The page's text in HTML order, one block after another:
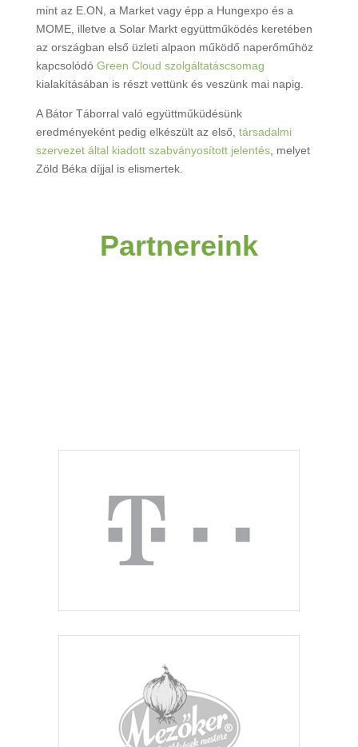
mint az E.ON, a Market vagy épp a Hungexpo és a
MOME, illetve a Solar Markt együttműködés keretében
az országban első üzleti alpaon működő naperőműhöz
kapcsolódó Green Cloud szolgáltatáscsomag
kialakításában is részt vettünk és veszünk mai napig.
A Bátor Táborral való együttműküdésünk
eredményeként pedig elkészült az első, társadalmi
szervezet által kiadott szabványosított jelentés, melyet
Zöld Béka díjjal is elismertek.
Partnereink